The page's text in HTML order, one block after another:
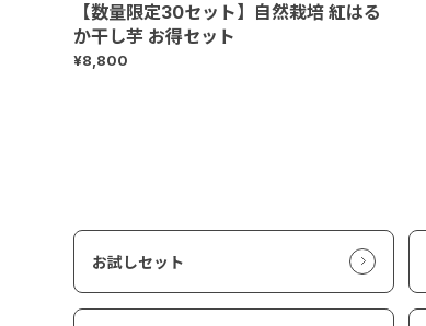
【数量限定30セット】自然栽培 紅はる
か干し芋 お得セット
¥8,800
お試しセット